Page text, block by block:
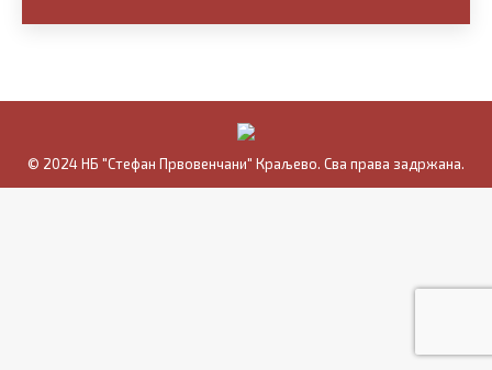
© 2024 НБ "Стефан Првовенчани" Краљево. Сва права задржана.